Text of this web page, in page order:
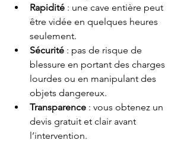
Rapidité : une cave entière peut
être vidée en quelques heures
seulement.
Sécurité : pas de risque de
blessure en portant des charges
lourdes ou en manipulant des
objets dangereux.
Transparence : vous obtenez un
devis gratuit et clair avant
l’intervention.